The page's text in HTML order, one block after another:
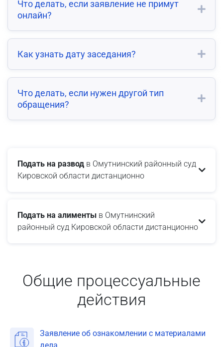
Что делать, если заявление не примут
онлайн?
Как узнать дату заседания?
Что делать, если нужен другой тип
обращения?
Подать на развод в Омутнинский районный суд
Кировской области дистанционно
Подать на алименты в Омутнинский
районный суд Кировской области дистанционно
Общие процессуальные
действия
Заявление об ознакомлении с материалами
дела